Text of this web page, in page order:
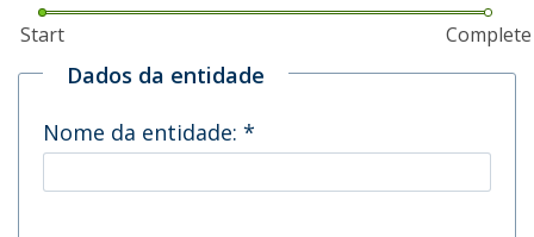
Start Complete
Dados da entidade
Nome da entidade: *